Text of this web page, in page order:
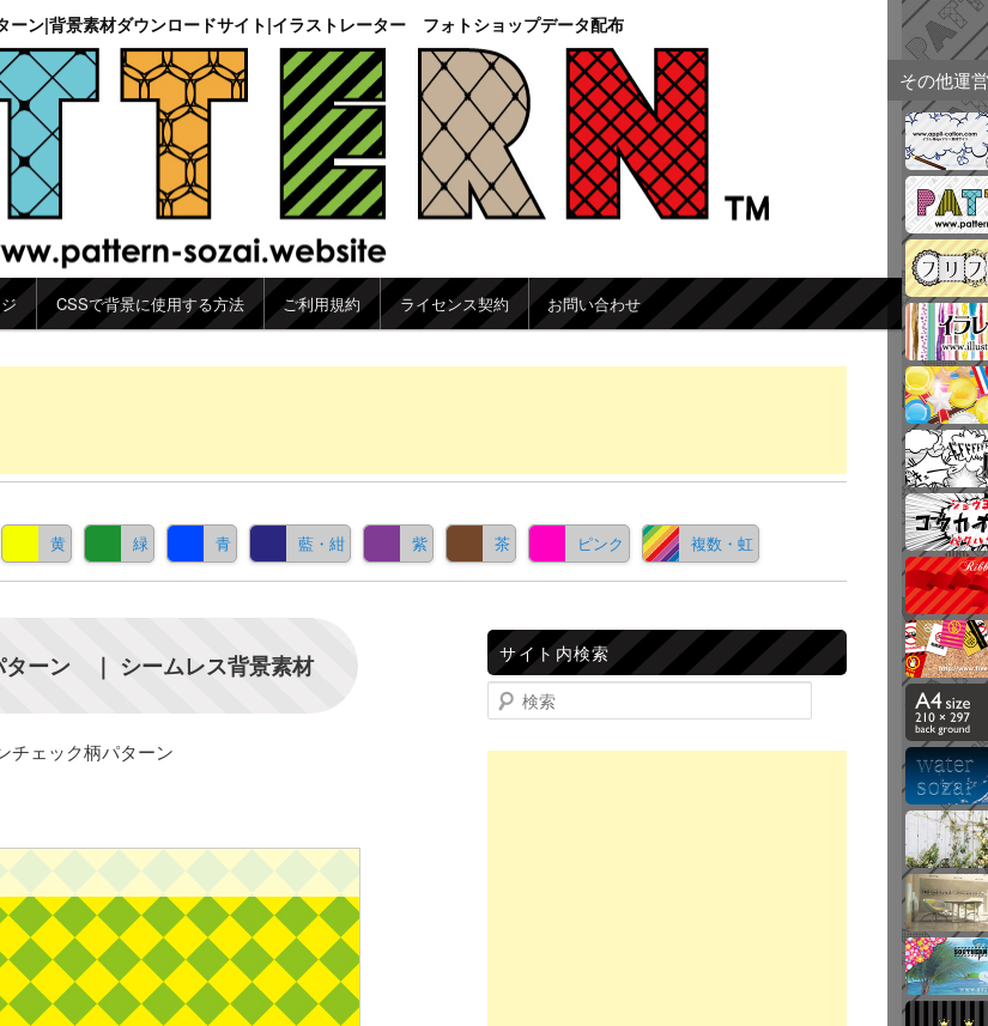
ーン|背景素材ダウンロードサイト|イラストレーター フォトショップデータ配布
CSSで背景に使用する方法 ご利用規約 ライセンス契約 お問い合わせ
黄 緑 青 藍・紺 紫 茶 ピンク 複数・虹
ターン ｜ シームレス背景素材
チェック柄パターン
サイト内検索
検索
その他運